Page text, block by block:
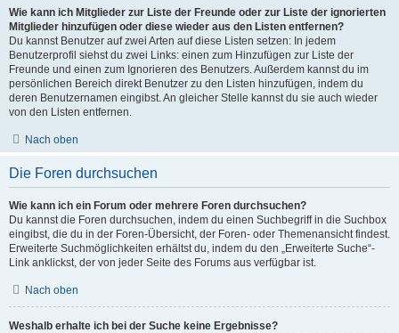
Wie kann ich Mitglieder zur Liste der Freunde oder zur Liste der ignorierten
Mitglieder hinzufügen oder diese wieder aus den Listen entfernen?
Du kannst Benutzer auf zwei Arten auf diese Listen setzen: In jedem
Benutzerprofil siehst du zwei Links: einen zum Hinzufügen zur Liste der
Freunde und einen zum Ignorieren des Benutzers. Außerdem kannst du im
persönlichen Bereich direkt Benutzer zu den Listen hinzufügen, indem du
deren Benutzernamen eingibst. An gleicher Stelle kannst du sie auch wieder
von den Listen entfernen.
Nach oben
Die Foren durchsuchen
Wie kann ich ein Forum oder mehrere Foren durchsuchen?
Du kannst die Foren durchsuchen, indem du einen Suchbegriff in die Suchbox
eingibst, die du in der Foren-Übersicht, der Foren- oder Themenansicht findest.
Erweiterte Suchmöglichkeiten erhältst du, indem du den „Erweiterte Suche“-
Link anklickst, der von jeder Seite des Forums aus verfügbar ist.
Nach oben
Weshalb erhalte ich bei der Suche keine Ergebnisse?